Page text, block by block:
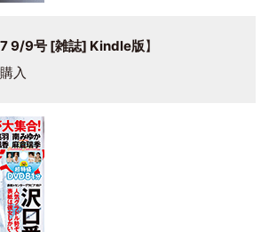
9/9号 [雑誌] Kindle版】
入